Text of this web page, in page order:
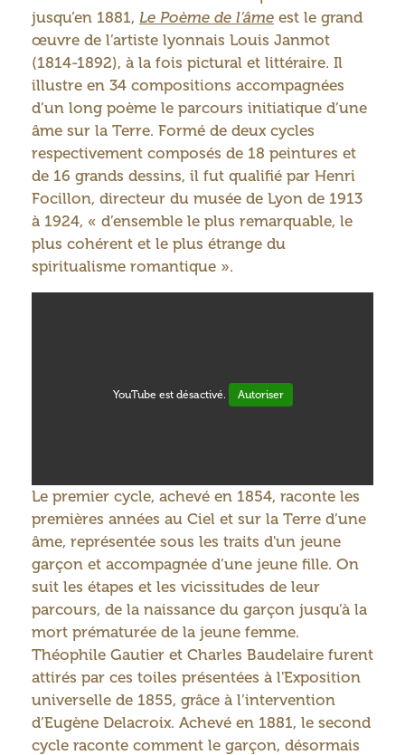
jusqu’en 1881, Le Poème de l’âme est le grand
œuvre de l’artiste lyonnais Louis Janmot
(1814-1892), à la fois pictural et littéraire. Il
illustre en 34 compositions accompagnées
d’un long poème le parcours initiatique d’une
âme sur la Terre. Formé de deux cycles
respectivement composés de 18 peintures et
de 16 grands dessins, il fut qualifié par Henri
Focillon, directeur du musée de Lyon de 1913
à 1924, « d’ensemble le plus remarquable, le
plus cohérent et le plus étrange du
spiritualisme romantique ».
YouTube est désactivé. Autoriser
Le premier cycle, achevé en 1854, raconte les
premières années au Ciel et sur la Terre d’une
âme, représentée sous les traits d'un jeune
garçon et accompagnée d’une jeune fille. On
suit les étapes et les vicissitudes de leur
parcours, de la naissance du garçon jusqu’à la
mort prématurée de la jeune femme.
Théophile Gautier et Charles Baudelaire furent
attirés par ces toiles présentées à l'Exposition
universelle de 1855, grâce à l’intervention
d’Eugène Delacroix. Achevé en 1881, le second
cycle raconte comment le garçon, désormais